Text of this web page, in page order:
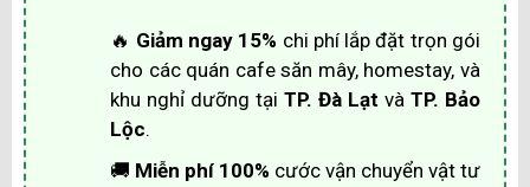
🔥 Giảm ngay 15% chi phí lắp đặt trọn gói
cho các quán cafe săn mây, homestay, và
khu nghỉ dưỡng tại TP. Đà Lạt và TP. Bảo
Lộc.
🚚 Miễn phí 100% cước vận chuyển vật tư